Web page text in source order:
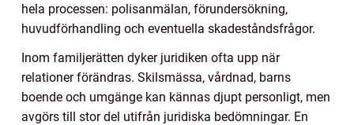
hela processen: polisanmälan, förundersökning,
huvudförhandling och eventuella skadeståndsfrågor.
Inom familjerätten dyker juridiken ofta upp när
relationer förändras. Skilsmässa, vårdnad, barns
boende och umgänge kan kännas djupt personligt, men
avgörs till stor del utifrån juridiska bedömningar. En